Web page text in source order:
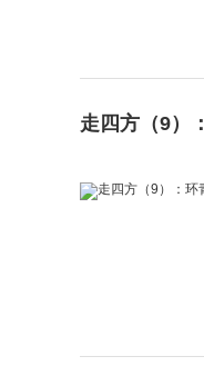
走四方（9）